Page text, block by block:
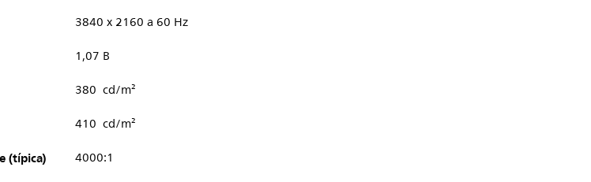
3840 x 2160 a 60 Hz
1,07 B
380 cd/m²
410 cd/m²
(típica) 4000:1